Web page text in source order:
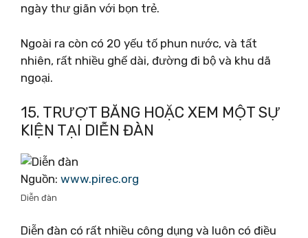
ngày thư giãn với bọn trẻ.
Ngoài ra còn có 20 yếu tố phun nước, và tất
nhiên, rất nhiều ghế dài, đường đi bộ và khu dã
ngoại.
15. TRƯỢT BĂNG HOẶC XEM MỘT SỰ
KIỆN TẠI DIỄN ĐÀN
Nguồn: www.pirec.org
Diễn đàn
Diễn đàn có rất nhiều công dụng và luôn có điều